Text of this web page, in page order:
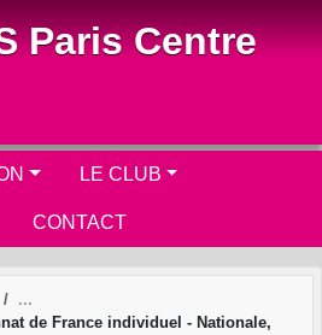
Paris Centre
LE CLUB
CONTACT
de France individuel - Nationale,